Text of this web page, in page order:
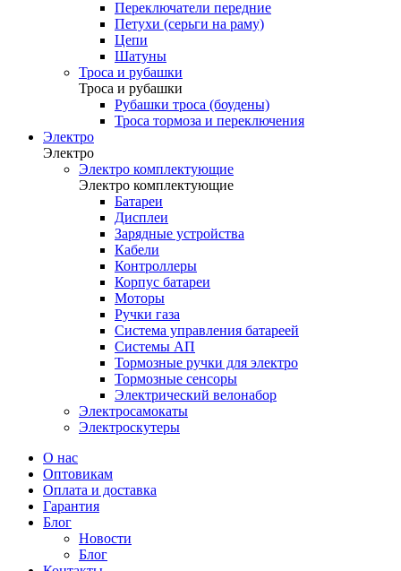
Переключатели передние
Петухи (серьги на раму)
Цепи
Шатуны
Троса и рубашки
Троса и рубашки
Рубашки троса (боудены)
Троса тормоза и переключения
Электро
Электро
Электро комплектующие
Электро комплектующие
Батареи
Дисплеи
Зарядные устройства
Кабели
Контроллеры
Корпус батареи
Моторы
Ручки газа
Система управления батареей
Системы АП
Тормозные ручки для электро
Тормозные сенсоры
Электрический велонабор
Электросамокаты
Электроскутеры
О нас
Оптовикам
Оплата и доставка
Гарантия
Блог
Новости
Блог